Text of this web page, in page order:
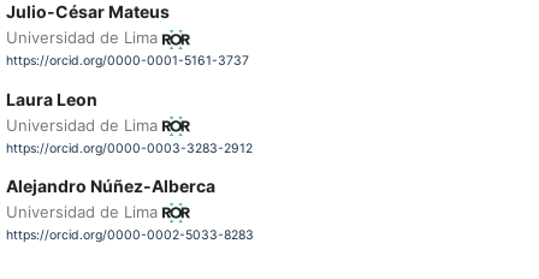
Julio-César Mateus
Universidad de Lima
https://orcid.org/0000-0001-5161-3737
Laura Leon
Universidad de Lima
https://orcid.org/0000-0003-3283-2912
Alejandro Núñez-Alberca
Universidad de Lima
https://orcid.org/0000-0002-5033-8283